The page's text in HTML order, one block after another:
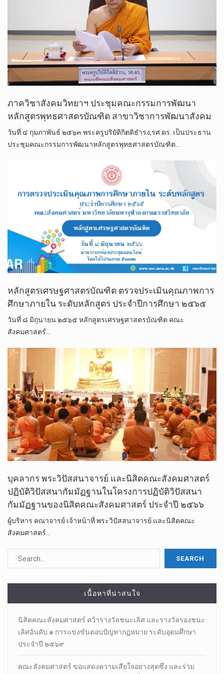
ภาควิชาสังคมวิทยาฯ ประชุมคณะกรรมการพัฒนา
หลักสูตรพุทธศาสตรบัณฑิต สาขาวิชาการพัฒนาสังคม
วันที่ ๔ กุมภาพันธ์ ๒๕๖๓ พระครูปริยัติกิตติธำรง,รศ.ดร. เป็นประธาน
ประชุมคณะกรรมการพัฒนาหลักสูตรพุทธศาสตรบัณฑิต…
หลักสูตรเศรษฐศาสตรบัณฑิต ตรวจประเมินคุณภาพการ
ศึกษาภายใน ระดับหลักสูตร ประจำปีการศึกษา ๒๕๖๕
วันที่ ๘ มิถุนายน ๒๕๖๕ หลักสูตรเศรษฐศาสตรบัณฑิต คณะ
สังคมศาสตร์…
บุคลากร พระวิปัสสนาจารย์ และนิสิตคณะสังคมศาสตร์
ปฏิบัติวิปัสสนากัมมัฏฐานในโครงการปฏิบัติวิปัสสนา
กัมมัฏฐานของนิสิตคณะสังคมศาสตร์ ประจำปี ๒๕๖๖
ผู้บริหาร คณาจารย์ เจ้าหน้าที่ พระวิปัสสนาจารย์ และนิสิตคณะ
สังคมศาสตร์…
เนื้อหาที่น่าสนใจ
นิสิตคณะสังคมศาสตร์​ คว้ารางวัลชนะเลิศ และรางวัลรองชนะ
เลิศอันดับ ๑ การแข่งขันตอบปัญหากฏหมาย ระดับอุดมศึกษา
ประจำปี ๒๕๖๙
คณะสังคมศาสตร์ ขอแสดงความเสียใจอย่างสุดซึ่ง และร่วม